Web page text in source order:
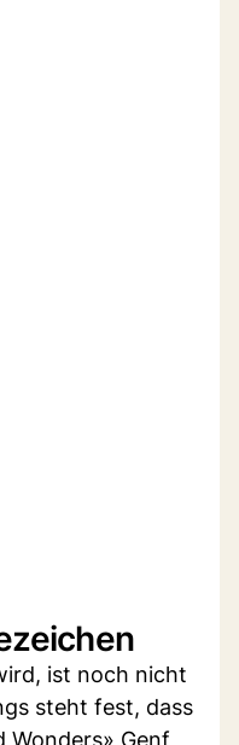
ist noch nicht
steht fest, dass
Wonders» Genf